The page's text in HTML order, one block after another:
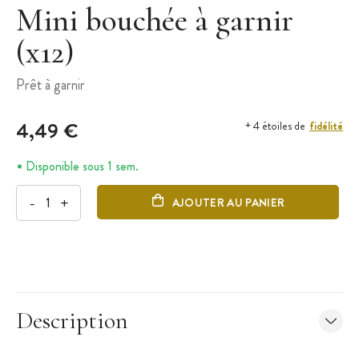
Mini bouchée à garnir
(x12)
Prêt à garnir
4,49 € + 4 étoiles de fidélité
Disponible sous 1 sem.
- + AJOUTER AU PANIER
Description